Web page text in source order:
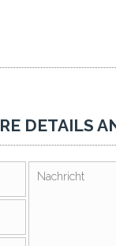
DETAILS